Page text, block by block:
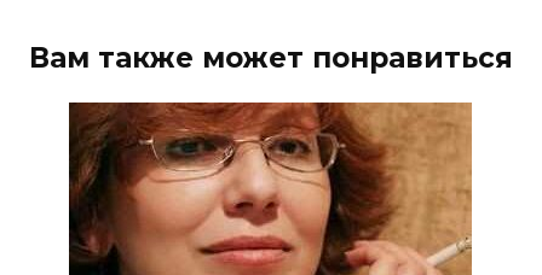
Вам также может понравиться